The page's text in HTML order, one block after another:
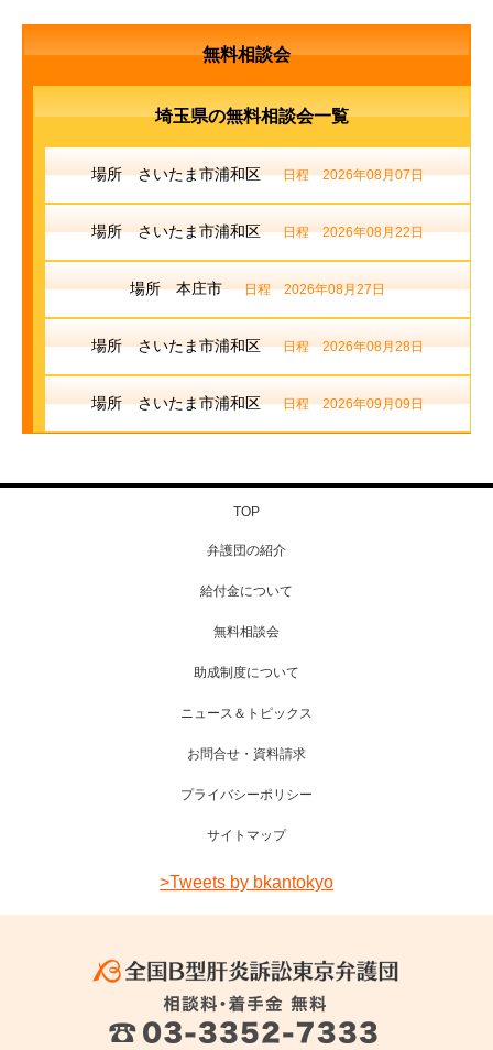
無料相談会
埼玉県の無料相談会一覧
場所 さいたま市浦和区 日程 2026年08月07日
場所 さいたま市浦和区 日程 2026年08月22日
場所 本庄市 日程 2026年08月27日
場所 さいたま市浦和区 日程 2026年08月28日
場所 さいたま市浦和区 日程 2026年09月09日
TOP
弁護団の紹介
給付金について
無料相談会
助成制度について
ニュース＆トピックス
お問合せ・資料請求
プライバシーポリシー
サイトマップ
>Tweets by bkantokyo